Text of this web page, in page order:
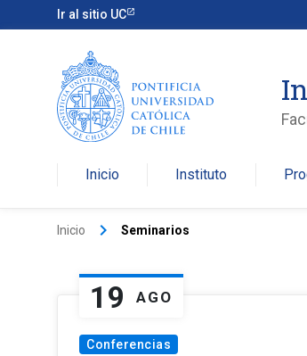
Ir al sitio UC
Inicio Instituto
Inicio keyboard_arrow_right Seminarios
19 AGO
Conferencias